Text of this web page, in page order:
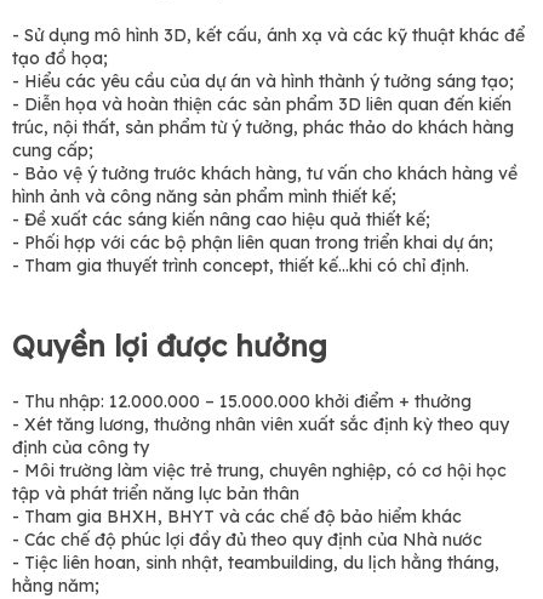
- Sử dụng mô hình 3D, kết cấu, ánh xạ và các kỹ thuật khác để
tạo đồ họa;
- Hiểu các yêu cầu của dự án và hình thành ý tưởng sáng tạo;
- Diễn họa và hoàn thiện các sản phẩm 3D liên quan đến kiến
trúc, nội thất, sản phẩm từ ý tưởng, phác thảo do khách hàng
cung cấp;
- Bảo vệ ý tưởng trước khách hàng, tư vấn cho khách hàng về
hình ảnh và công năng sản phẩm mình thiết kế;
- Đề xuất các sáng kiến nâng cao hiệu quả thiết kế;
- Phối hợp với các bộ phận liên quan trong triển khai dự án;
- Tham gia thuyết trình concept, thiết kế…khi có chỉ định.
Quyền lợi được hưởng
- Thu nhập: 12.000.000 – 15.000.000 khởi điểm + thưởng
- Xét tăng lương, thưởng nhân viên xuất sắc định kỳ theo quy
định của công ty
- Môi trường làm việc trẻ trung, chuyên nghiệp, có cơ hội học
tập và phát triển năng lực bản thân
- Tham gia BHXH, BHYT và các chế độ bảo hiểm khác
- Các chế độ phúc lợi đầy đủ theo quy định của Nhà nước
- Tiệc liên hoan, sinh nhật, teambuilding, du lịch hằng tháng,
hằng năm;